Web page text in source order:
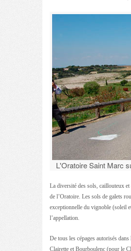
L'Oratoire Saint Marc
La diversité des sols, caillouteux
de l’Oratoire. Les sols de galets
exceptionnelle du vignoble (soleil
l’appellation.
De tous les cépages autorisés
Clairette et Bourboulenc (pour le